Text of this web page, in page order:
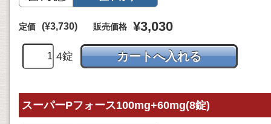
定価 (¥3,730) 販売価格 ¥3,030
4錠
スーパーPフォース100mg+60mg(8錠)